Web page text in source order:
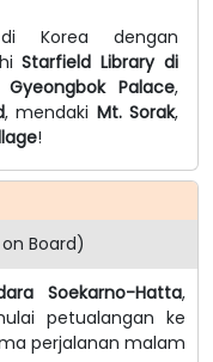
Korea dengan
Starfield Library di
Gyeongbok Palace,
, mendaki Mt. Sorak,
!
on Board)
Soekarno-Hatta,
petualangan ke
perjalanan malam